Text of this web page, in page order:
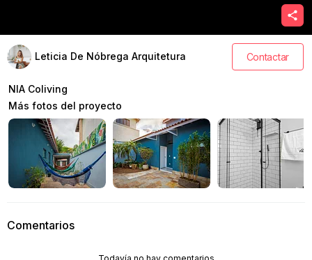
Leticia De Nóbrega Arquitetura Contactar
NIA Coliving
Más fotos del proyecto
Comentarios